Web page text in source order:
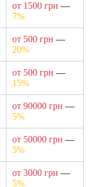
от 1500 грн —
7%
от 500 грн —
20%
от 500 грн —
15%
от 90000 грн —
5%
от 50000 грн —
5%
от 3000 грн —
5%